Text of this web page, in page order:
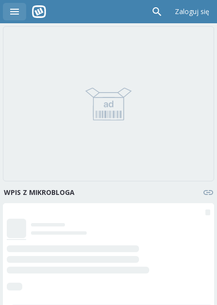
Zaloguj się
WPIS Z MIKROBLOGA